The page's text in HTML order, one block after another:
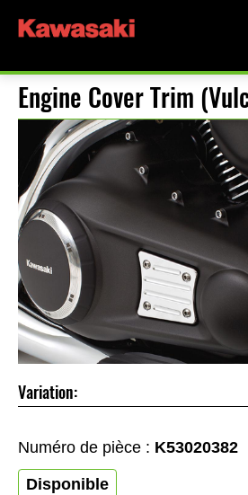
Engine Cover Trim
Variation:
Numéro de pièce : K53020382
Disponible